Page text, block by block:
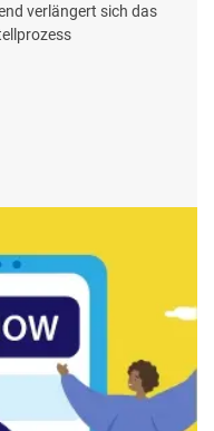
verlängert sich das